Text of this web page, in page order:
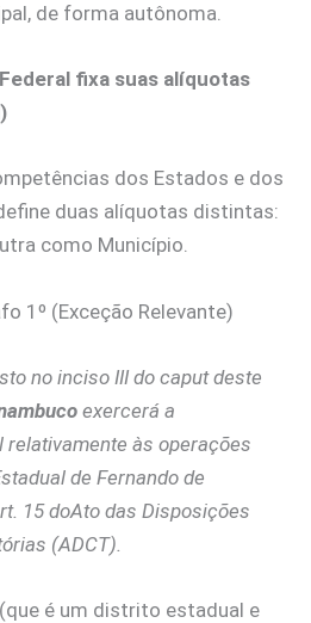
de forma autônoma.
fixa suas alíquotas
dos Estados e dos
duas alíquotas distintas:
como Município.
1º (Exceção Relevante)
no inciso III do caput deste
exercerá a
às operações
de Fernando de
15 doAto das Disposições
(ADCT).
é um distrito estadual e